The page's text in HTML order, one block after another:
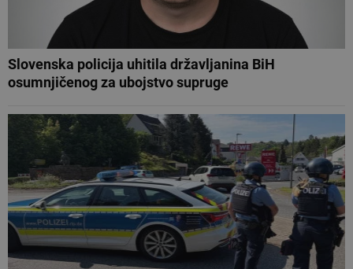
Slovenska policija uhitila državljanina BiH
osumnjičenog za ubojstvo supruge